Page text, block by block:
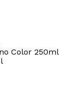
Color 250ml